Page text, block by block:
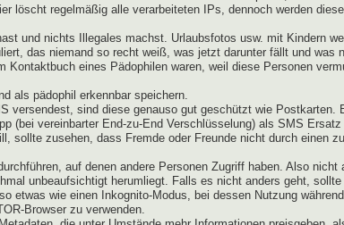
löscht regelmäßig alle verarbeiteten IPs, dennoch werden
und nichts Illegales machst. Urlaubsfotos usw. mit Kindern
das niemand so recht weiß, was jetzt darunter fällt und
Kontaktbuch eines Pädophilen waren, weil diese Personen
als pädophil erkennbar speichern.
versendest, sind diese genauso gut geschützt wie
(bei vereinbarter End-zu-End Verschlüsselung) als SMS
sollte zusehen, dass Fremde oder Freunde nicht durch einen
auf denen andere Personen Zugriff haben. Also
unbeaufsichtigt herumliegt. Falls es nicht anders geht,
etwas wie einen Inkognito-Modus, bei dessen Nutzung
Browser zu verwenden.